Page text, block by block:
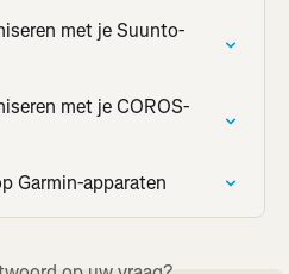
met je Suunto-
met je COROS-
Garmin-apparaten